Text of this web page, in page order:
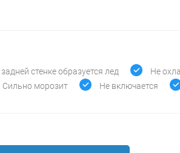
стенке образуется лед
Не
Сильно морозит Не включается